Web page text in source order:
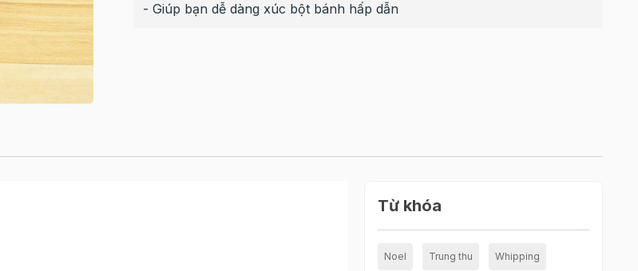
- Giúp bạn dễ dàng xúc bột bánh hấp dẫn
Từ khóa
Noel Trung thu Whipping